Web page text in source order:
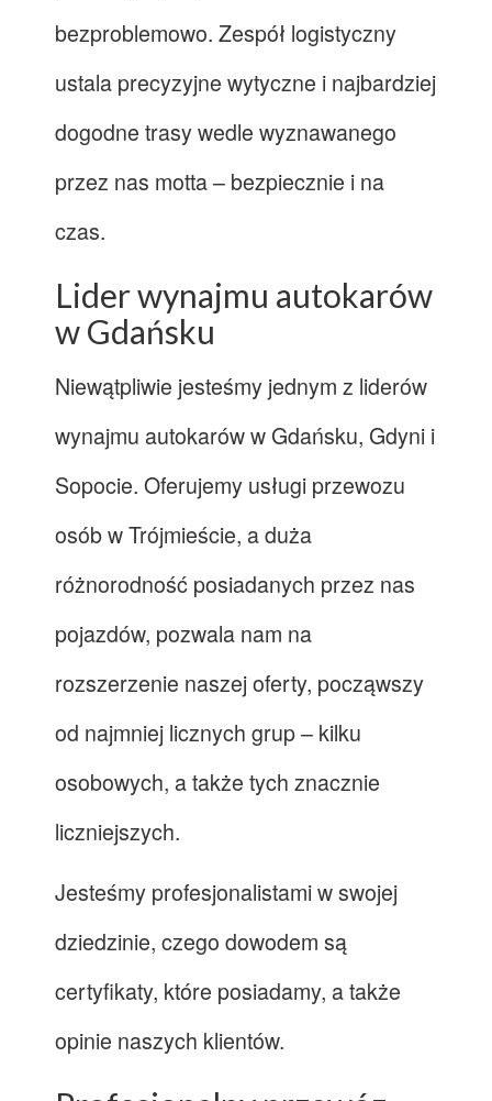
bezproblemowo. Zespół logistyczny
ustala precyzyjne wytyczne i najbardziej
dogodne trasy wedle wyznawanego
przez nas motta – bezpiecznie i na
czas.
Lider wynajmu autokarów
w Gdańsku
Niewątpliwie jesteśmy jednym z liderów
wynajmu autokarów w Gdańsku, Gdyni i
Sopocie. Oferujemy usługi przewozu
osób w Trójmieście, a duża
różnorodność posiadanych przez nas
pojazdów, pozwala nam na
rozszerzenie naszej oferty, począwszy
od najmniej licznych grup – kilku
osobowych, a także tych znacznie
liczniejszych.
Jesteśmy profesjonalistami w swojej
dziedzinie, czego dowodem są
certyfikaty, które posiadamy, a także
opinie naszych klientów.